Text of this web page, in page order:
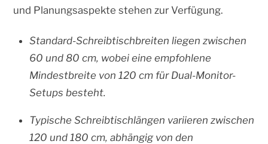
und Planungsaspekte stehen zur Verfügung.
Standard-Schreibtischbreiten liegen zwischen
60 und 80 cm, wobei eine empfohlene
Mindestbreite von 120 cm für Dual-Monitor-
Setups besteht.
Typische Schreibtischlängen variieren zwischen
120 und 180 cm, abhängig von den